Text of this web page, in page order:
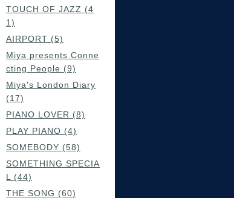
TOUCH OF JAZZ (4
1)
AIRPORT (5)
Miya presents Conne
cting People (9)
Miya's London Diary
(17)
PIANO LOVER (8)
PLAY PIANO (4)
SOMEBODY (58)
SOMETHING SPECIA
L (44)
THE SONG (60)